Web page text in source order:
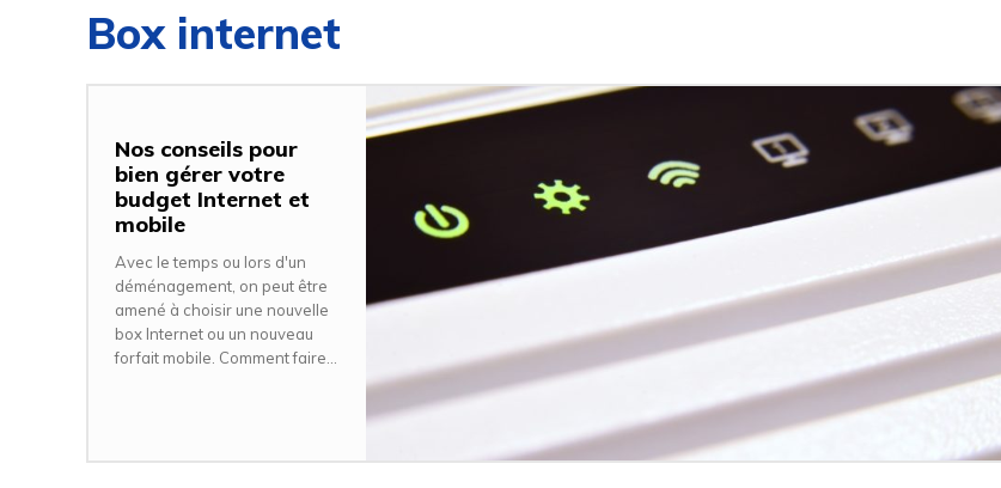
Box internet
Nos conseils pour
bien gérer votre
budget Internet et
mobile
Avec le temps ou lors d'un
déménagement, on peut être
amené à choisir une nouvelle
box Internet ou un nouveau
forfait mobile. Comment faire...